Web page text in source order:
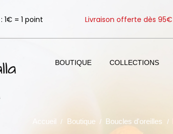
= 1 point Livraison offerte dès 95€
BOUTIQUE COLLECTIONS
Accueil Boutique Boucles d'oreilles